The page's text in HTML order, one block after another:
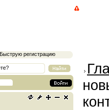
регистрацию